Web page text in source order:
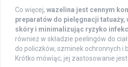
Co więcej, wazelina jest cennym
preparatów do pielęgnacji
skóry i minimalizując ryzyko
również w składzie peelingów do
do policzków, szminek ochronnych i
Krótko mówiąc, jej zastosowanie